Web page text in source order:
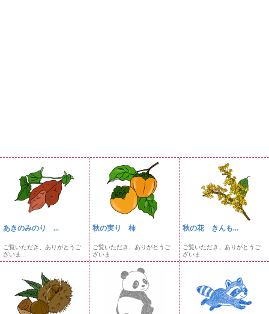
あきのみのり ...
ご覧いただき、ありがとうご
ざいま...
秋の実り 柿
ご覧いただき、ありがとうご
ざいま...
秋の花 きんも...
ご覧いただき、ありがとうご
ざいま...